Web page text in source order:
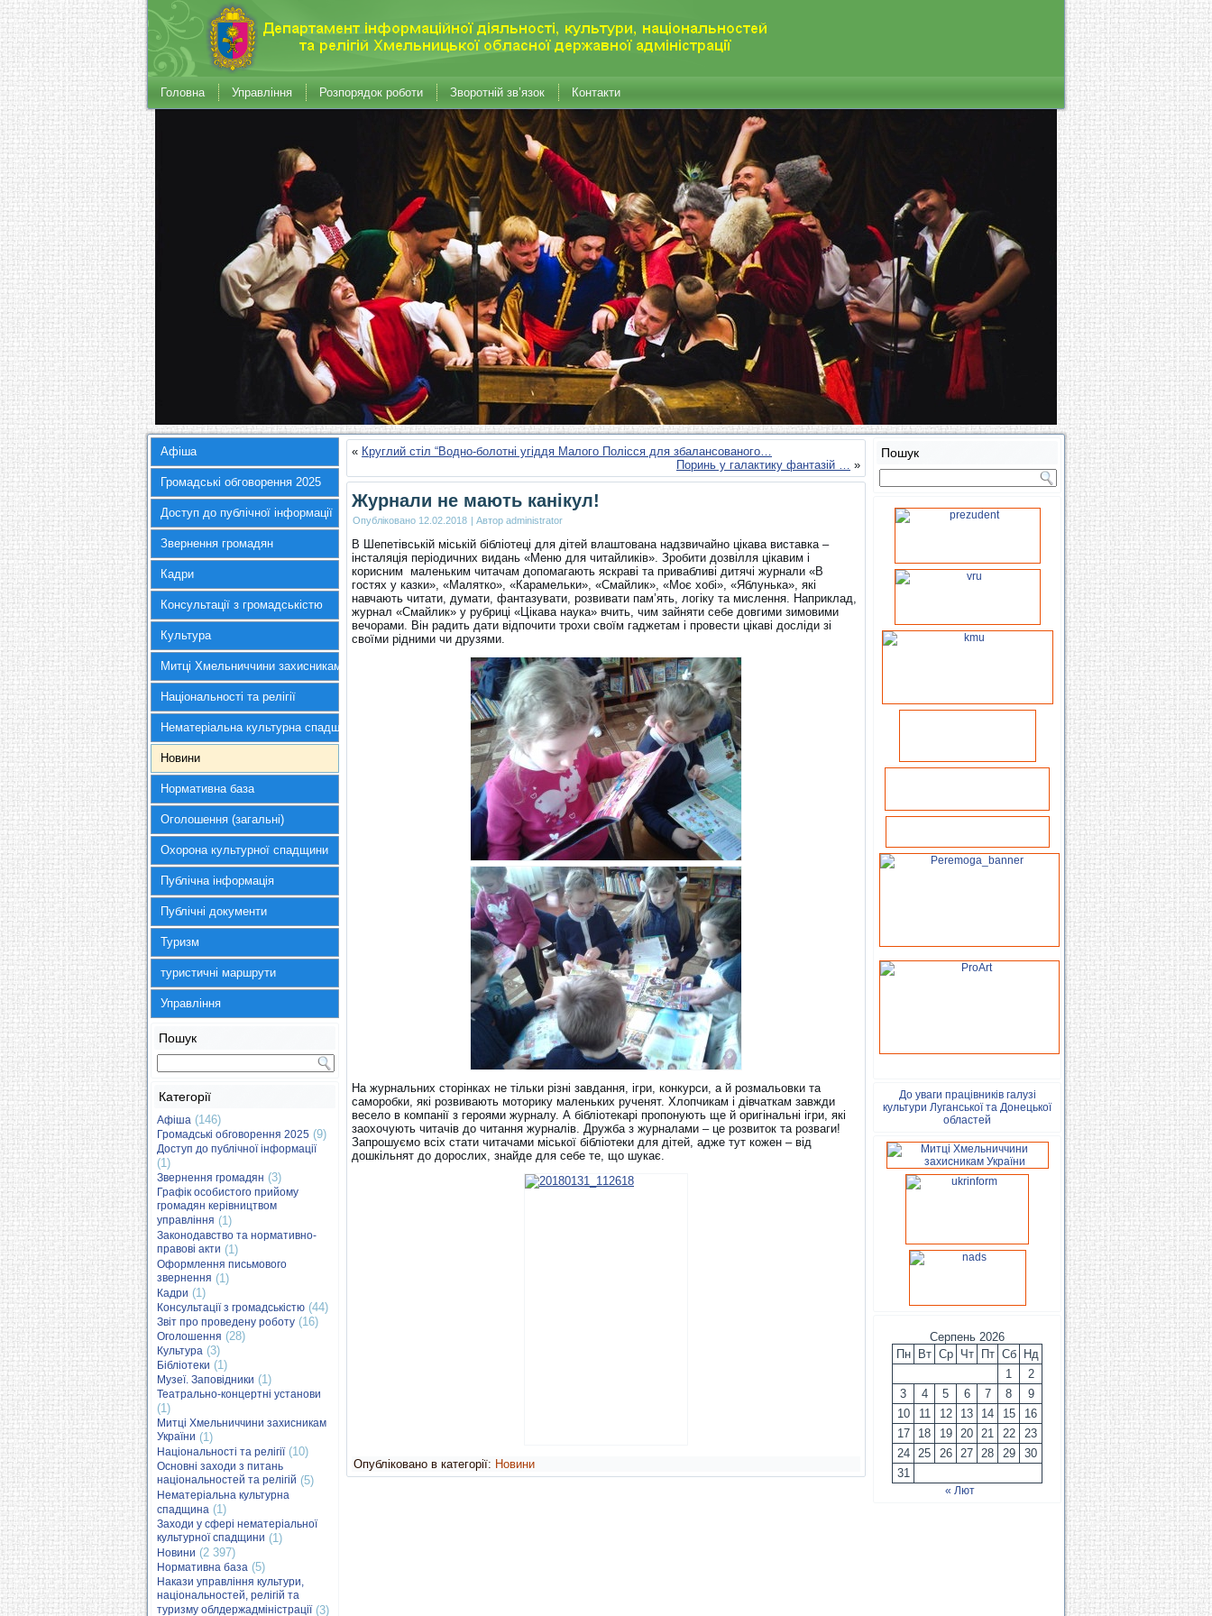
Головна Управління Розпорядок роботи Зворотній зв’язок Контакти
Афіша
Громадські обговорення 2025
Доступ до публічної інформації
Звернення громадян
Кадри
Консультації з громадськістю
Культура
Митці Хмельниччини захисникам України
Національності та релігії
Нематеріальна культурна спадщина
Новини
Нормативна база
Оголошення (загальні)
Охорона культурної спадщини
Публічна інформація
Публічні документи
Туризм
туристичні маршрути
Управління
Пошук
Категорії
Афіша (146)
Громадські обговорення 2025 (9)
Доступ до публічної інформації
(1)
Звернення громадян (3)
Графік особистого прийому
громадян керівництвом
управління (1)
Законодавство та нормативно-
правові акти (1)
Оформлення письмового
звернення (1)
Кадри (1)
Консультації з громадськістю (44)
Звіт про проведену роботу (16)
Оголошення (28)
Культура (3)
Бібліотеки (1)
Музеї. Заповідники (1)
Театрально-концертні установи
(1)
Митці Хмельниччини захисникам
України (1)
Національності та релігії(10)
Основні заходи з питань
національностей та релігій (5)
Нематеріальна культурна
спадщина (1)
Заходи у сфері нематеріальної
культурної спадщини (1)
Новини (2 397)
Нормативна база (5)
Накази управління культури,
національностей, релігій та
туризму облдержадміністрації(3)
« Круглий стіл “Водно-болотні угіддя Малого Полісся для збалансованого…
Поринь у галактику фантазій … »
Журнали не мають канікул!
Опубліковано 12.02.2018 | Автор administrator
В Шепетівській міській бібліотеці для дітей влаштована надзвичайно цікава виставка –
інсталяція періодичних видань «Меню для читайликів». Зробити дозвілля цікавим і
корисним маленьким читачам допомагають яскраві та привабливі дитячі журнали «В
гостях у казки», «Малятко», «Карамельки», «Смайлик», «Моє хобі», «Яблунька», які
навчають читати, думати, фантазувати, розвивати пам’ять, логіку та мислення. Наприклад,
журнал «Смайлик» у рубриці «Цікава наука» вчить, чим зайняти себе довгими зимовими
вечорами. Він радить дати відпочити трохи своїм гаджетам і провести цікаві досліди зі
своїми рідними чи друзями.
На журнальних сторінках не тільки різні завдання, ігри, конкурси, а й розмальовки та
саморобки, які розвивають моторику маленьких рученят. Хлопчикам і дівчаткам завжди
весело в компанії з героями журналу. А бібліотекарі пропонують ще й оригінальні ігри, які
заохочують читачів до читання журналів. Дружба з журналами – це розвиток та розваги!
Запрошуємо всіх стати читачами міської бібліотеки для дітей, адже тут кожен – від
дошкільнят до дорослих, знайде для себе те, що шукає.
Опубліковано в категорії: Новини
Пошук
До уваги працівників галузі
культури Луганської та Донецької
областей
Серпень 2026
Пн
Вт Ср Чт Пт Сб
Нд
1
2
3
4 5 6 7 8
9
10
11 12 13 14 15
16
17
18 19 20 21 22
23
24
25 26 27 28 29
30
31
« Лют